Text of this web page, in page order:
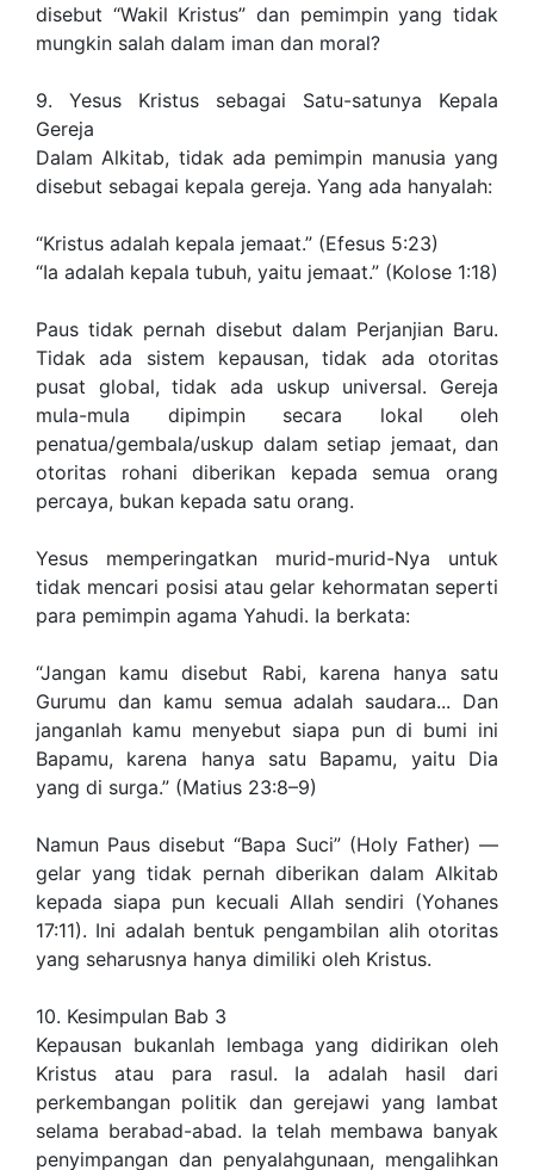
disebut “Wakil Kristus” dan pemimpin yang tidak
mungkin salah dalam iman dan moral?
9. Yesus Kristus sebagai Satu-satunya Kepala
Gereja
Dalam Alkitab, tidak ada pemimpin manusia yang
disebut sebagai kepala gereja. Yang ada hanyalah:
“Kristus adalah kepala jemaat.” (Efesus 5:23)
“Ia adalah kepala tubuh, yaitu jemaat.” (Kolose 1:18)
Paus tidak pernah disebut dalam Perjanjian Baru.
Tidak ada sistem kepausan, tidak ada otoritas
pusat global, tidak ada uskup universal. Gereja
mula-mula dipimpin secara lokal oleh
penatua/gembala/uskup dalam setiap jemaat, dan
otoritas rohani diberikan kepada semua orang
percaya, bukan kepada satu orang.
Yesus memperingatkan murid-murid-Nya untuk
tidak mencari posisi atau gelar kehormatan seperti
para pemimpin agama Yahudi. Ia berkata:
“Jangan kamu disebut Rabi, karena hanya satu
Gurumu dan kamu semua adalah saudara... Dan
janganlah kamu menyebut siapa pun di bumi ini
Bapamu, karena hanya satu Bapamu, yaitu Dia
yang di surga.” (Matius 23:8–9)
Namun Paus disebut “Bapa Suci” (Holy Father) —
gelar yang tidak pernah diberikan dalam Alkitab
kepada siapa pun kecuali Allah sendiri (Yohanes
17:11). Ini adalah bentuk pengambilan alih otoritas
yang seharusnya hanya dimiliki oleh Kristus.
10. Kesimpulan Bab 3
Kepausan bukanlah lembaga yang didirikan oleh
Kristus atau para rasul. Ia adalah hasil dari
perkembangan politik dan gerejawi yang lambat
selama berabad-abad. Ia telah membawa banyak
penyimpangan dan penyalahgunaan, mengalihkan